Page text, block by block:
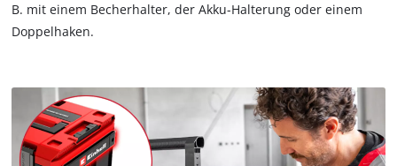
B. mit einem Becherhalter, der Akku-Halterung oder einem
Doppelhaken.